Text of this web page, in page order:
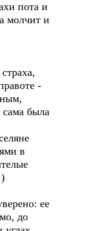
пота и
молчит и
-
сама была
в
ее
до